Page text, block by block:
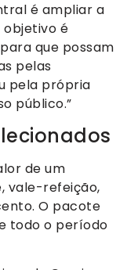
é ampliar a
objetivo é
que possam
pelas
pela própria
público.”
de um
vale-refeição,
O pacote
todo o período